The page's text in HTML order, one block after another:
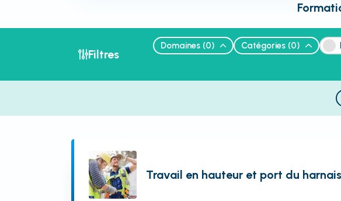
Filtres
Domaines(0) Catégories (0)
Travail en hauteur et port du harnais